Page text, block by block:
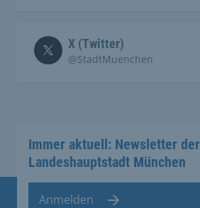
X (Twitter)
@StadtMuenchen
Immer aktuell: Newsletter der
Landeshauptstadt München
Anmelden